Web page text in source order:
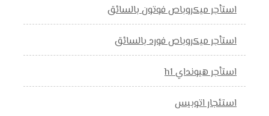
استأجر ميكروباص فوتون بالسائق
استأجر ميكروباص فورد بالسائق
استأجر هيونداي h1
استئجار اتوبيس